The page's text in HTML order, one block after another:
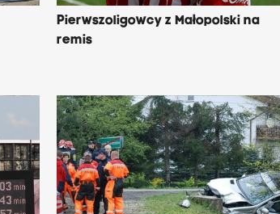
Pierwszoligowcy z Małopolski na
remis